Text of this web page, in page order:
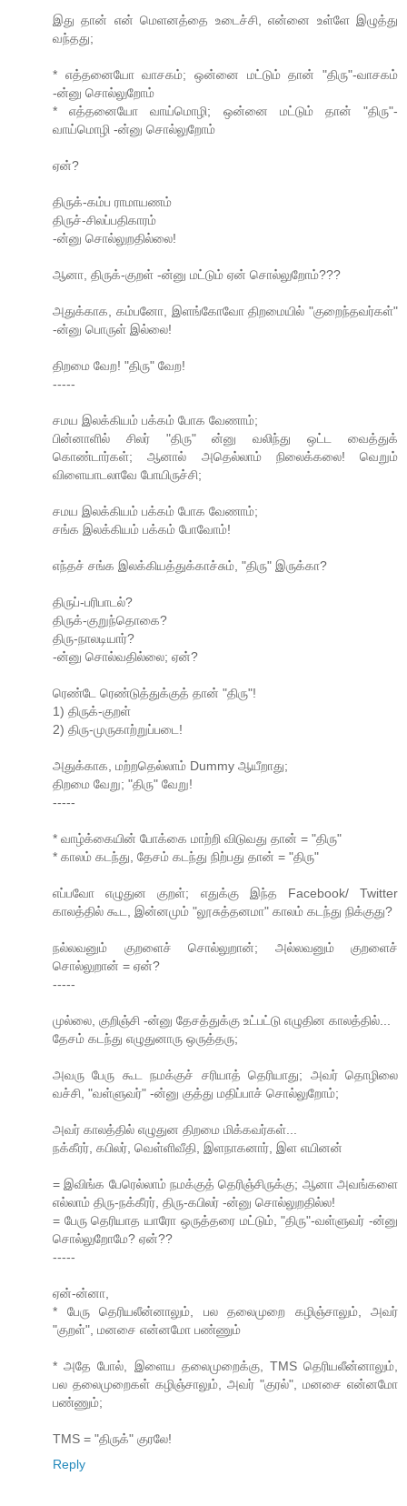
இது தான் என் மெளனத்தை உடைச்சி, என்னை உள்ளே இழுத்து
வந்தது;
* எத்தனையோ வாசகம்; ஒன்னை மட்டும் தான் "திரு"-வாசகம்
-ன்னு சொல்லுறோம்
* எத்தனையோ வாய்மொழி; ஒன்னை மட்டும் தான் "திரு"-
வாய்மொழி -ன்னு சொல்லுறோம்
ஏன்?
திருக்-கம்ப ராமாயணம்
திருச்-சிலப்பதிகாரம்
-ன்னு சொல்லுறதில்லை!
ஆனா, திருக்-குறள் -ன்னு மட்டும் ஏன் சொல்லுறோம்???
அதுக்காக, கம்பனோ, இளங்கோவோ திறமையில் "குறைந்தவர்கள்"
-ன்னு பொருள் இல்லை!
திறமை வேற! "திரு" வேற!
-----
சமய இலக்கியம் பக்கம் போக வேணாம்;
பின்னாளில் சிலர் "திரு" ன்னு வலிந்து ஒட்ட வைத்துக்
கொண்டார்கள்; ஆனால் அதெல்லாம் நிலைக்கலை! வெறும்
விளையாடலாவே போயிருச்சி;
சமய இலக்கியம் பக்கம் போக வேணாம்;
சங்க இலக்கியம் பக்கம் போவோம்!
எந்தச் சங்க இலக்கியத்துக்காச்சும், "திரு" இருக்கா?
திருப்-பரிபாடல்?
திருக்-குறுந்தொகை?
திரு-நாலடியார்?
-ன்னு சொல்வதில்லை; ஏன்?
ரெண்டே ரெண்டுத்துக்குத் தான் "திரு"!
1) திருக்-குறள்
2) திரு-முருகாற்றுப்படை!
அதுக்காக, மற்றதெல்லாம் Dummy ஆயீறாது;
திறமை வேறு; "திரு" வேறு!
-----
* வாழ்க்கையின் போக்கை மாற்றி விடுவது தான் = "திரு"
* காலம் கடந்து, தேசம் கடந்து நிற்பது தான் = "திரு"
எப்பவோ எழுதுன குறள்; எதுக்கு இந்த Facebook/ Twitter
காலத்தில் கூட, இன்னமும் "லூசுத்தனமா" காலம் கடந்து நிக்குது?
நல்லவனும் குறளைச் சொல்லுறான்; அல்லவனும் குறளைச்
சொல்லுறான் = ஏன்?
-----
முல்லை, குறிஞ்சி -ன்னு தேசத்துக்கு உட்பட்டு எழுதின காலத்தில்...
தேசம் கடந்து எழுதுனாரு ஒருத்தரு;
அவரு பேரு கூட நமக்குச் சரியாத் தெரியாது; அவர் தொழிலை
வச்சி, "வள்ளுவர்" -ன்னு குத்து மதிப்பாச் சொல்லுறோம்;
அவர் காலத்தில் எழுதுன திறமை மிக்கவர்கள்...
நக்கீரர், கபிலர், வெள்ளிவீதி, இளநாகனார், இள எயினன்
= இவிங்க பேரெல்லாம் நமக்குத் தெரிஞ்சிருக்கு; ஆனா அவங்களை
எல்லாம் திரு-நக்கீரர், திரு-கபிலர் -ன்னு சொல்லுறதில்ல!
= பேரு தெரியாத யாரோ ஒருத்தரை மட்டும், "திரு"-வள்ளுவர் -ன்னு
சொல்லுறோமே? ஏன்??
-----
ஏன்-ன்னா,
* பேரு தெரியலீன்னாலும், பல தலைமுறை கழிஞ்சாலும், அவர்
"குறள்", மனசை என்னமோ பண்ணும்
* அதே போல், இளைய தலைமுறைக்கு, TMS தெரியலீன்னாலும்,
பல தலைமுறைகள் கழிஞ்சாலும், அவர் "குரல்", மனசை என்னமோ
பண்ணும்;
TMS = "திருக்" குரலே!
Reply